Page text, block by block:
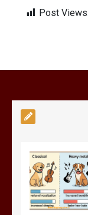
Post Views: